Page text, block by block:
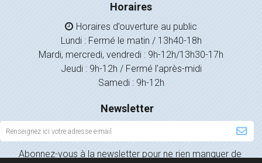
Horaires
Horaires d’ouverture au public
Lundi : Fermé le matin / 13h40-18h
Mardi, mercredi, vendredi : 9h-12h/13h30-17h
Jeudi : 9h-12h / Fermé l’après-midi
Samedi : 9h-12h
Newsletter
Inscription
à
la
Abonnez-vous à la newsletter pour ne rien manquer de